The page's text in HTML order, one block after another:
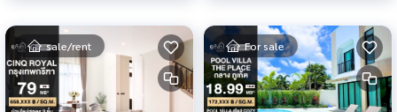
sale/rent For sale